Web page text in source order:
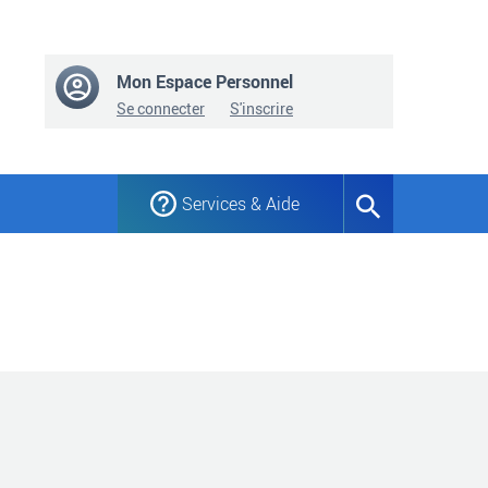
Mon Espace Personnel
Se connecter S'inscrire
Services & Aide
Formulaire